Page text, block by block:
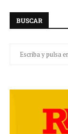
BUSCAR